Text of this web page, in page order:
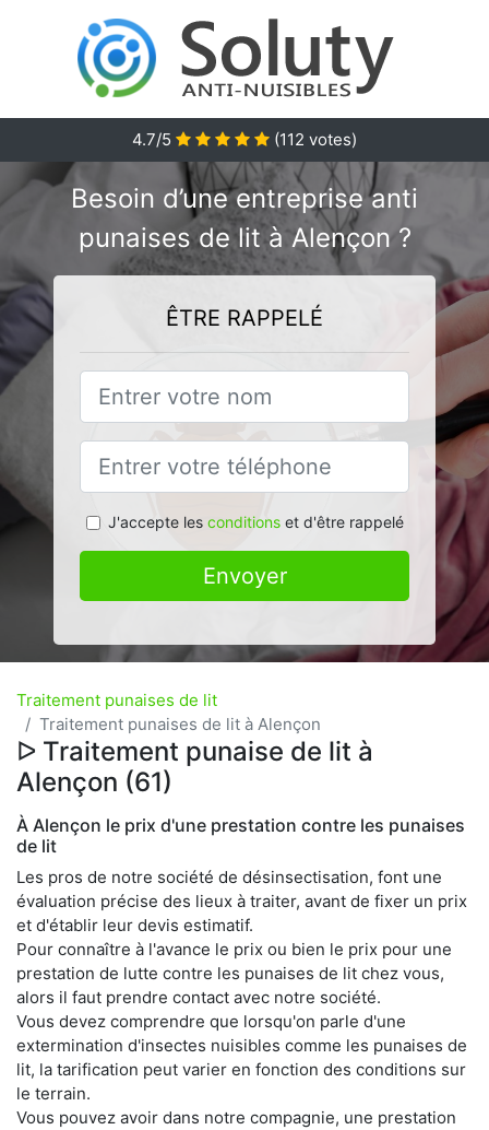
4.7/5 (112 votes)
Besoin d’une entreprise anti
punaises de lit à Alençon ?
ÊTRE RAPPELÉ
J'accepte les conditionset d'être rappelé
Envoyer
Traitement punaises de lit
Traitement punaises de lit à Alençon
ᐅ Traitement punaise de lit à
Alençon (61)
À Alençon le prix d'une prestation contre les punaises
de lit
Les pros de notre société de désinsectisation, font une
évaluation précise des lieux à traiter, avant de fixer un prix
et d'établir leur devis estimatif.
Pour connaître à l'avance le prix ou bien le prix pour une
prestation de lutte contre les punaises de lit chez vous,
alors il faut prendre contact avec notre société.
Vous devez comprendre que lorsqu'on parle d'une
extermination d'insectes nuisibles comme les punaises de
lit, la tarification peut varier en fonction des conditions sur
le terrain.
Vous pouvez avoir dans notre compagnie, une prestation